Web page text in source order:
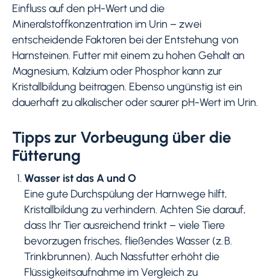
Einfluss auf den pH-Wert und die
Mineralstoffkonzentration im Urin – zwei
entscheidende Faktoren bei der Entstehung von
Harnsteinen. Futter mit einem zu hohen Gehalt an
Magnesium, Kalzium oder Phosphor kann zur
Kristallbildung beitragen. Ebenso ungünstig ist ein
dauerhaft zu alkalischer oder saurer pH-Wert im Urin.
Tipps zur Vorbeugung über die
Fütterung
Wasser ist das A und O
Eine gute Durchspülung der Harnwege hilft,
Kristallbildung zu verhindern. Achten Sie darauf,
dass Ihr Tier ausreichend trinkt – viele Tiere
bevorzugen frisches, fließendes Wasser (z. B.
Trinkbrunnen). Auch Nassfutter erhöht die
Flüssigkeitsaufnahme im Vergleich zu